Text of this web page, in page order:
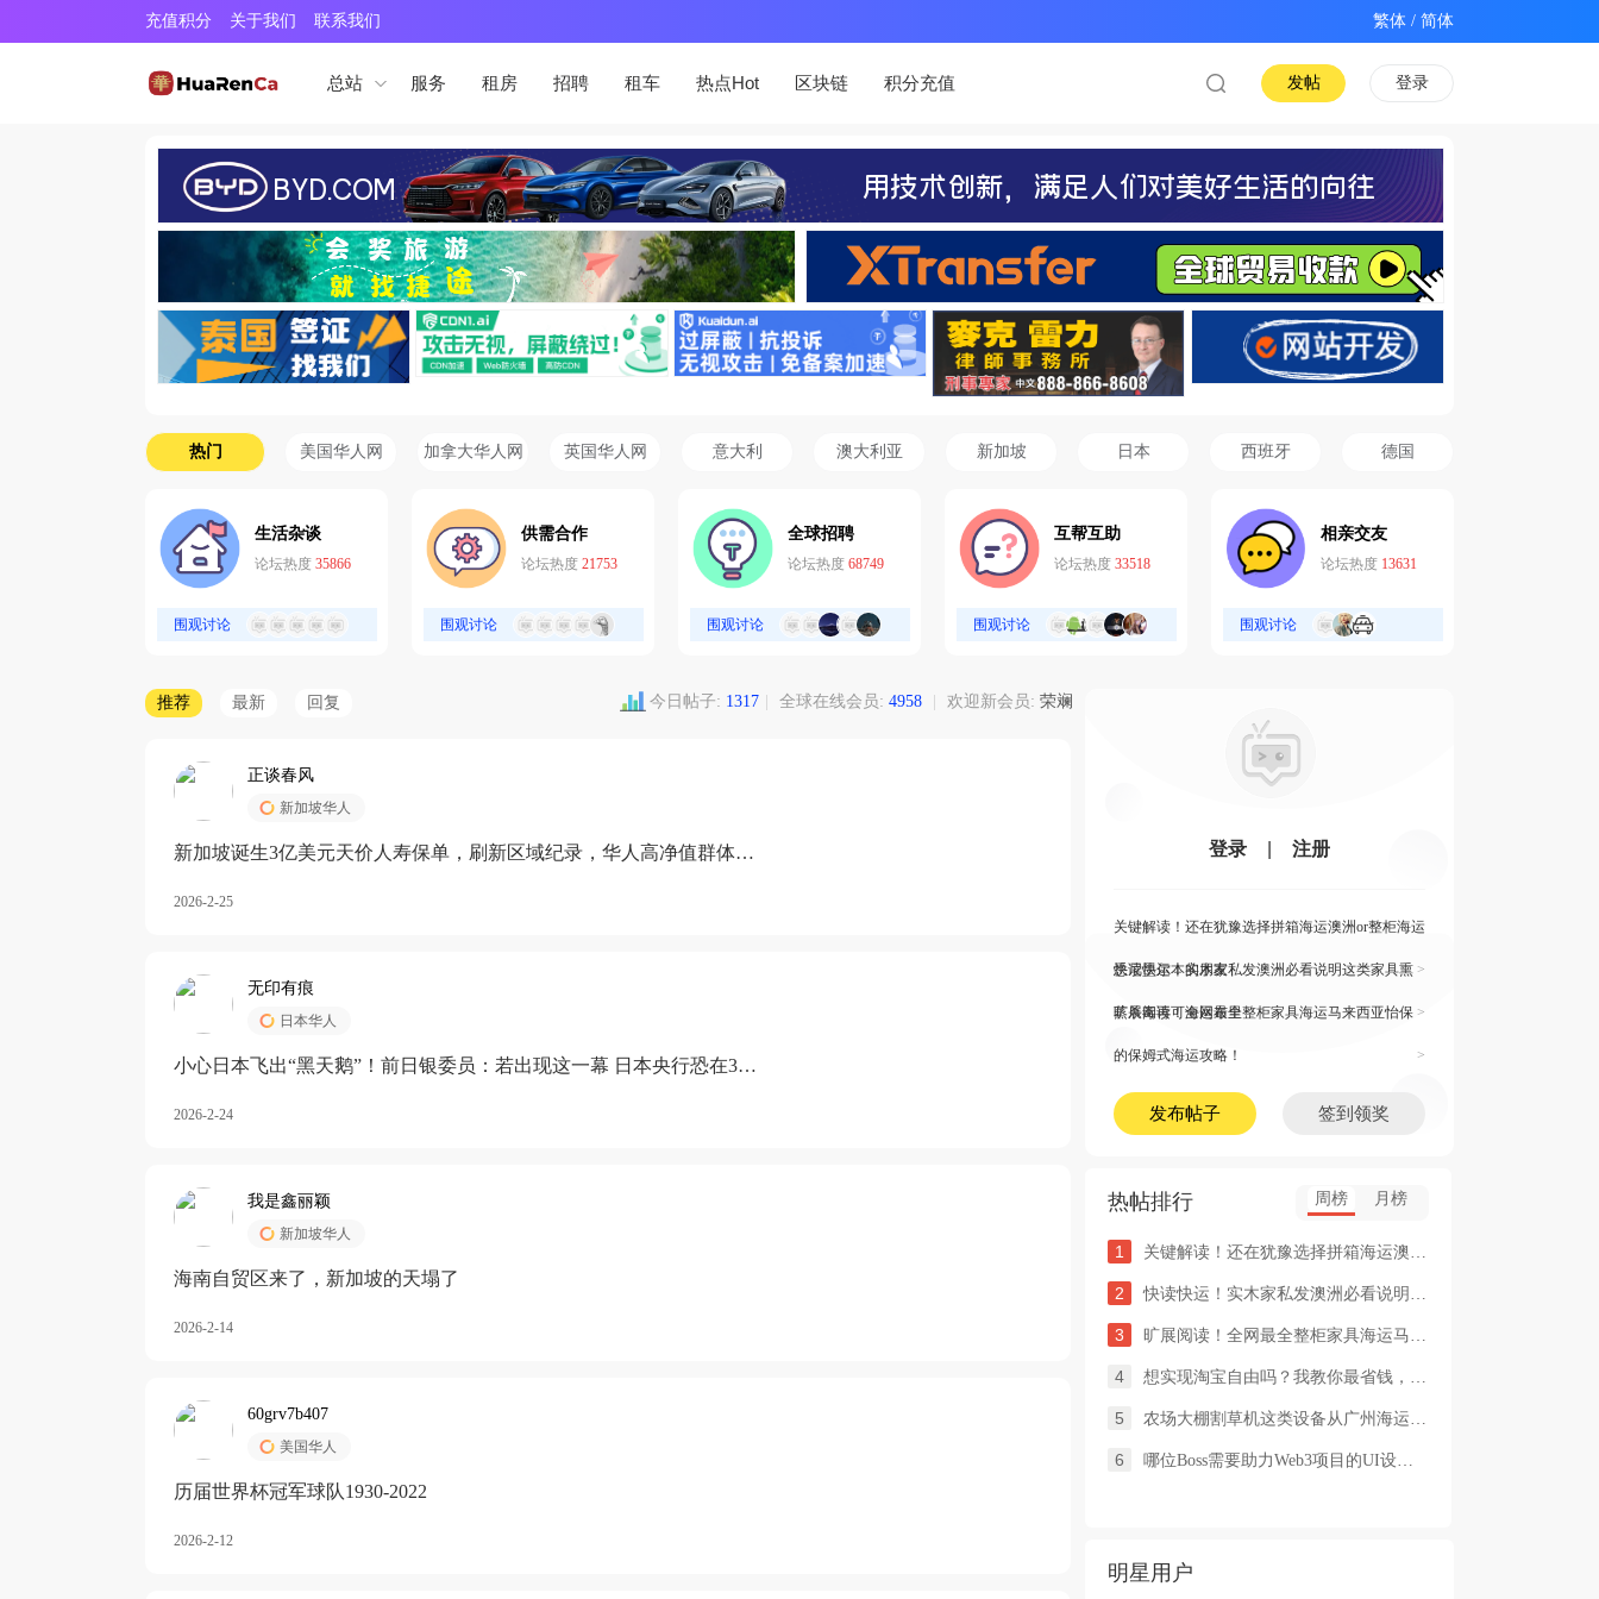
充值积分 关于我们 联系我们 /
总站 服务 租房 招聘 租车 热点Hot 区块链 积分充值 登录
发帖
热门 美国华人网 加拿大华人网 英国华人网 意大利 澳大利亚 新加坡 日本 西班牙 德国
生活杂谈
论坛热度 35866
围观讨论
供需合作
论坛热度 21753
围观讨论
全球招聘
论坛热度 68749
围观讨论
互帮互助
论坛热度 33518
围观讨论
相亲交友
论坛热度 13631
围观讨论
推荐 最新 回复 今日帖子: 1317 全球在线会员: 4958 欢迎新会员: 荣斓
正谈春风
新加坡华人
新加坡诞生3亿美元天价人寿保单，刷新区域纪录，华人高净值群体成
2026-2-25
无印有痕
日本华人
小心日本飞出“黑天鹅”！前日银委员：若出现这一幕 日本央行恐在3月
2026-2-24
我是鑫丽颖
新加坡华人
海南自贸区来了，新加坡的天塌了
2026-2-14
60grv7b407
美国华人
历届世界杯冠军球队1930-2022
2026-2-12
登录 注册
关键解读！还在犹豫选择拼箱海运澳洲or整柜海运
悉尼墨尔本的朋友 >
快读快运！实木家私发澳洲必看说明这类家具熏
蒸杀毒再可海运布里 >
旷展阅读！全网最全整柜家具海运马来西亚怡保
的保姆式海运攻略！ >
发布帖子 签到领奖
热帖排行 周榜 月榜
1 关键解读！还在犹豫选择拼箱海运澳洲or整柜海运悉尼墨尔本的朋友
2 快读快运！实木家私发澳洲必看说明这类家具熏蒸杀毒再可海运布里
3 旷展阅读！全网最全整柜家具海运马来西亚怡保的保姆式海运攻略！
4 想实现淘宝自由吗？我教你最省钱，最方便的方法
5 农场大棚割草机这类设备从广州海运到澳洲堪培拉过海关需要提供什
6 哪位Boss需要助力Web3项目的UI设计，或qian
明星用户